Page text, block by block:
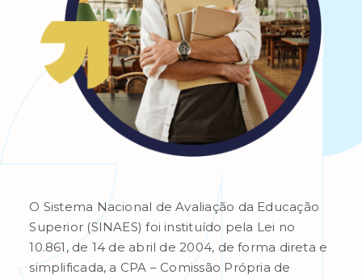
O Sistema Nacional de Avaliação da Educação
Superior (SINAES) foi instituído pela Lei no
10.861, de 14 de abril de 2004, de forma direta e
simplificada, a CPA – Comissão Própria de